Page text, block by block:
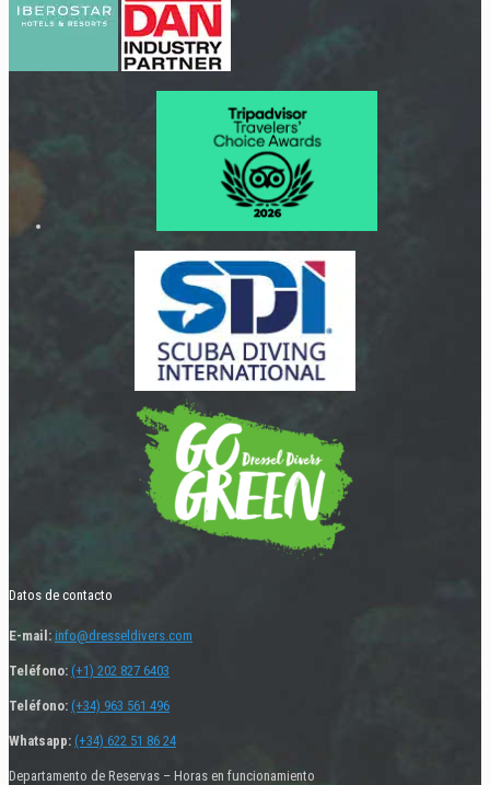
Datos de contacto
E-mail: info@dresseldivers.com
Teléfono: (+1) 202 827 6403
Teléfono: (+34) 963 561 496
Whatsapp: (+34) 622 51 86 24
Departamento de Reservas – Horas en funcionamiento